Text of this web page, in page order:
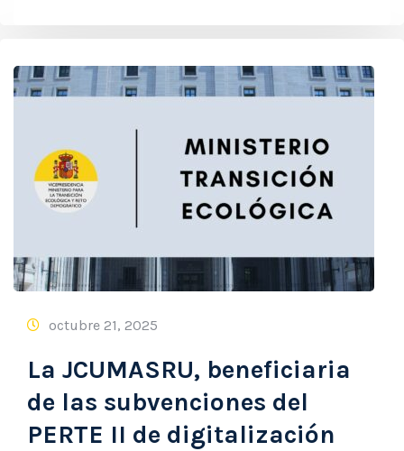
octubre 21, 2025
La JCUMASRU, beneficiaria
de las subvenciones del
PERTE II de digitalización